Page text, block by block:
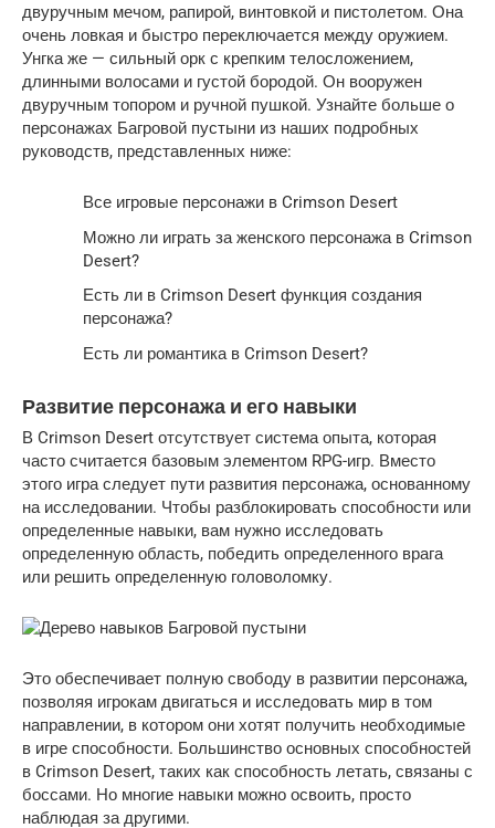
двуручным мечом, рапирой, винтовкой и пистолетом. Она
очень ловкая и быстро переключается между оружием.
Унгка же — сильный орк с крепким телосложением,
длинными волосами и густой бородой. Он вооружен
двуручным топором и ручной пушкой. Узнайте больше о
персонажах Багровой пустыни из наших подробных
руководств, представленных ниже:
Все игровые персонажи в Crimson Desert
Можно ли играть за женского персонажа в Crimson
Desert?
Есть ли в Crimson Desert функция создания
персонажа?
Есть ли романтика в Crimson Desert?
Развитие персонажа и его навыки
В Crimson Desert отсутствует система опыта, которая
часто считается базовым элементом RPG-игр. Вместо
этого игра следует пути развития персонажа, основанному
на исследовании. Чтобы разблокировать способности или
определенные навыки, вам нужно исследовать
определенную область, победить определенного врага
или решить определенную головоломку.
Это обеспечивает полную свободу в развитии персонажа,
позволяя игрокам двигаться и исследовать мир в том
направлении, в котором они хотят получить необходимые
в игре способности. Большинство основных способностей
в Crimson Desert, таких как способность летать, связаны с
боссами. Но многие навыки можно освоить, просто
наблюдая за другими.